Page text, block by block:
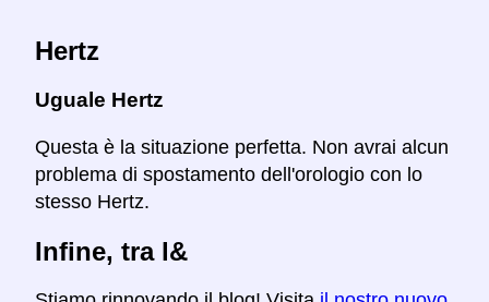
Hertz
Uguale Hertz
Questa è la situazione perfetta. Non avrai alcun
problema di spostamento dell'orologio con lo
stesso Hertz.
Infine, tra l&